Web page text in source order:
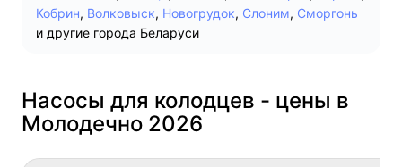
Кобрин, Волковыск, Новогрудок, Слоним, Сморгонь
и другие города Беларуси
Насосы для колодцев - цены в
Молодечно 2026